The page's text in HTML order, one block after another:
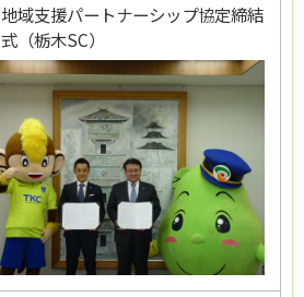
地域支援パートナーシップ協定締結
式（栃木SC）